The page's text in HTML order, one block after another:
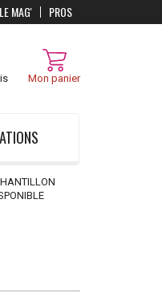
Mon panier
PROS
LE MAG'